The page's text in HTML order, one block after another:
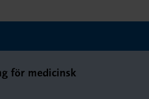
för medicinsk